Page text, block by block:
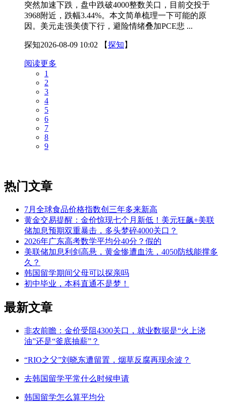
突然加速下跌，盘中跌破4000整数关口，目前交投于
3968附近，跌幅3.44%。本文简单梳理一下可能的原
因。美元走强美债下行，避险情绪叠加PCE悲 ...
探知2026-08-09 10:02 【探知 】
阅读更多
1
2
3
4
5
6
7
8
9
热门文章
7月全球食品价格指数创三年多来新高
黄金交易提醒：金价惊现七个月新低！美元狂飙+美联
储加息预期双重暴击，多头梦碎4000关口？
2026年广东高考数学平均分40分？假的
美联储加息利剑高悬，黄金惨遭血洗，4050防线能撑多
久？
韩国留学期间父母可以探亲吗
初中毕业，本科直通不是梦！
最新文章
非农前瞻：金价受阻4300关口，就业数据是“火上浇
油”还是“釜底抽薪”？
“RIO之父”刘晓东遭留置，烟草反腐再现余波？
去韩国留学平常什么时候申请
韩国留学怎么算平均分